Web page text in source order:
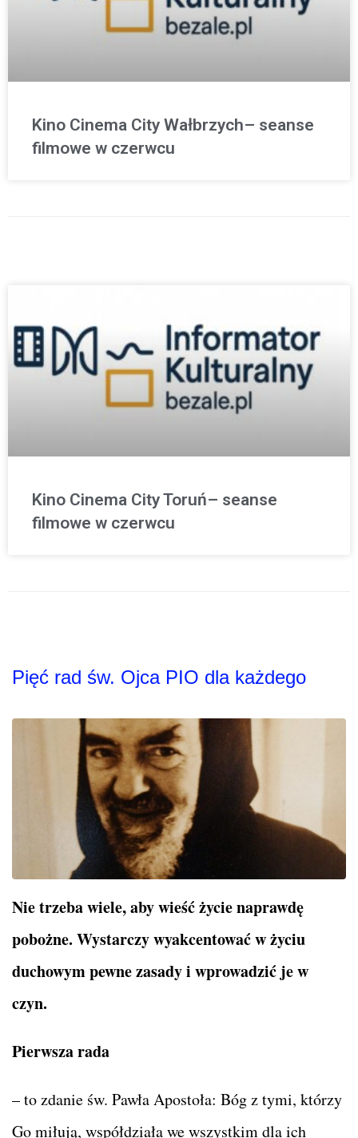
Kino Cinema City Wałbrzych– seanse
filmowe w czerwcu
Kino Cinema City Toruń– seanse
filmowe w czerwcu
Pięć rad św. Ojca PIO dla każdego
Nie trzeba wiele, aby wieść życie naprawdę
pobożne. Wystarczy wyakcentować w życiu
duchowym pewne zasady i wprowadzić je w
czyn.
Pierwsza rada
– to zdanie św. Pawła Apostoła: Bóg z tymi, którzy
Go miłują, współdziała we wszystkim dla ich